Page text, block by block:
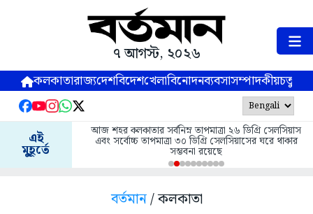
৭ আগস্ট, ২০২৬
কলকাতারাজ্যদেশবিদেশখেলাবিনোদনব্যবসাসম্পাদকীয়
এই
মুহূর্তে
আজ শহর কলকাতার সর্বনিম্ন তাপমাত্রা ২৬ ডিগ্রি সেলসিয়াস
এবং সর্বোচ্চ তাপমাত্রা ৩০ ডিগ্রি সেলসিয়াসের ঘরে থাকার
সম্ভবনা রয়েছে
বর্তমান/ কলকাতা